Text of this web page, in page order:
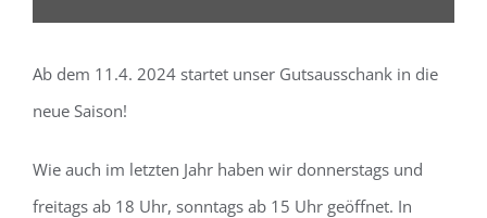
Ab dem 11.4. 2024 startet unser Gutsausschank in die
neue Saison!
Wie auch im letzten Jahr haben wir donnerstags und
freitags ab 18 Uhr, sonntags ab 15 Uhr geöffnet. In